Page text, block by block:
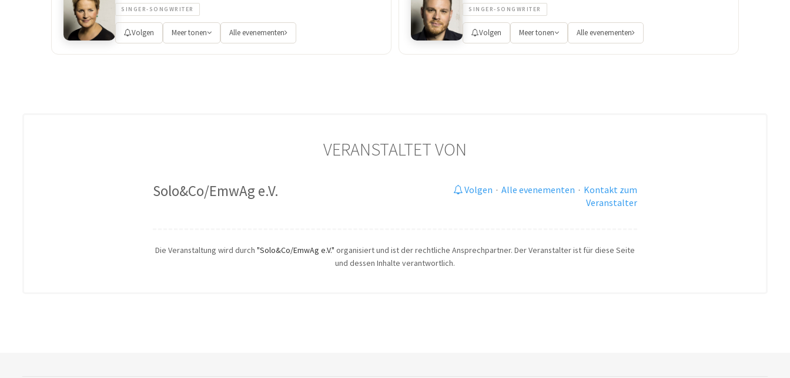
SINGER-SONGWRITER
Volgen Meer tonen Alle evenementen
SINGER-SONGWRITER
Volgen Meer tonen Alle evenementen
VERANSTALTET VON
Solo&Co/EmwAg e.V. Volgen · Alle evenementen · Kontakt zum
Veranstalter
Die Veranstaltung wird durch "Solo&Co/EmwAg e.V." organisiert und ist der rechtliche Ansprechpartner. Der Veranstalter ist für diese Seite
und dessen Inhalte verantwortlich.